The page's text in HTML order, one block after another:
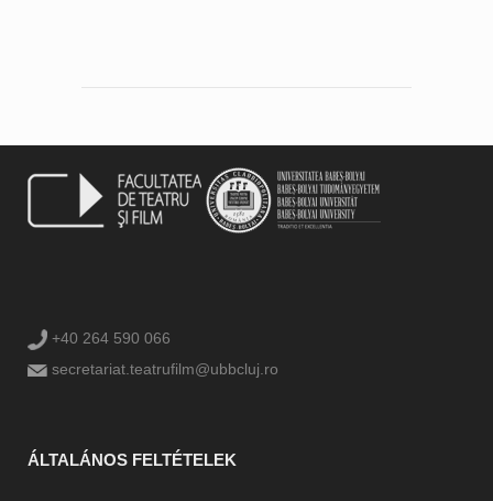
+40 264 590 066
secretariat.teatrufilm@ubbcluj.ro
ÁLTALÁNOS FELTÉTELEK